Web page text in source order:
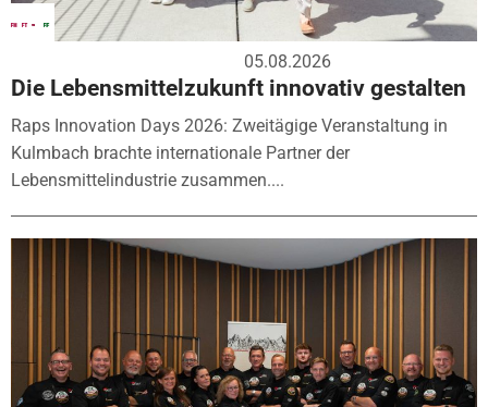
05.08.2026
Die Lebensmittelzukunft innovativ gestalten
Raps Innovation Days 2026: Zweitägige Veranstaltung in
Kulmbach brachte internationale Partner der
Lebensmittelindustrie zusammen....